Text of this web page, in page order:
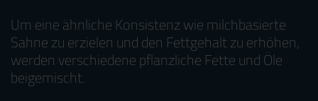
Um eine ähnliche Konsistenz wie milchbasierte
Sahne zu erzielen und den Fettgehalt zu erhöhen,
werden verschiedene pflanzliche Fette und Öle
beigemischt.